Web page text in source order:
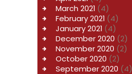
March 2021 (4)
February 2021 (4)
January 2021 (4)
December 2020 (2)
November 2020 (2)
October 2020 (2)
September 2020 (4)